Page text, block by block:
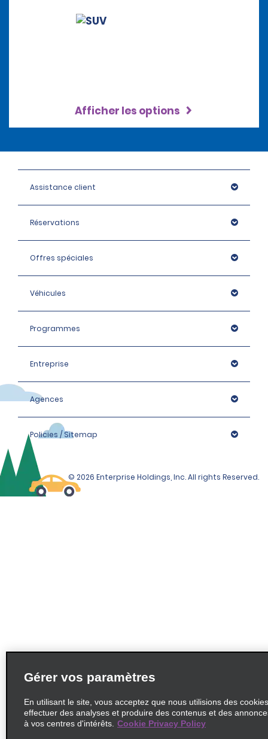
Afficher les options
Assistance client
Réservations
Offres spéciales
Véhicules
Programmes
Entreprise
Agences
Policies / Sitemap
© 2026 Enterprise Holdings, Inc. All rights Reserved.
Gérer vos paramètres
En utilisant le site, vous acceptez que nous utilisions des
effectuer des analyses et produire des contenus et des
à vos centres d'intérêts. Cookie Privacy Policy